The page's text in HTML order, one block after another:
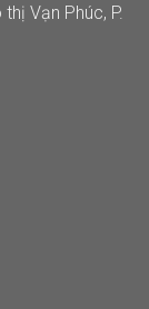
Vạn Phúc, P.